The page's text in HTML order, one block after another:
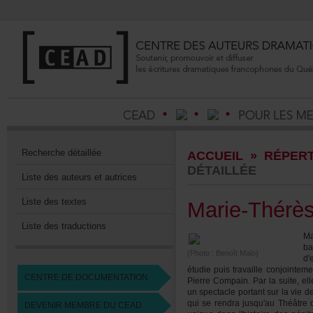
Recherchedétaillée
Listedesauteursetautrices
Listedestextes
Listedestraductions
CENTREDEDOCUMENTATION
DEVENIRMEMBREDUCEAD
ACCUEIL»
DÉTAILLÉE
Marie-
(Photo:BenoîtMalo)